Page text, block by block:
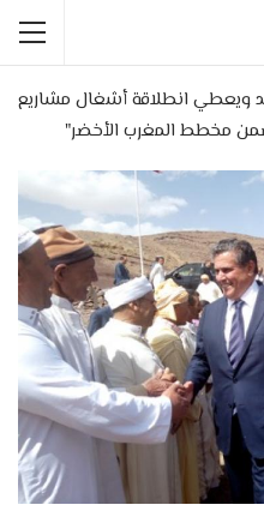
ويعطي انطلاقة أشغال مشاريع
ضمن مخطط المغرب الأخضر"